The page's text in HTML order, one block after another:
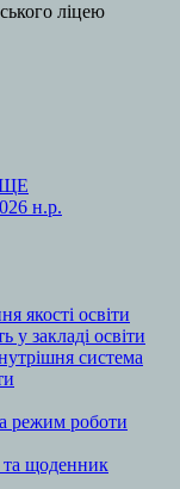
ліцею
н.р.
якості освіти
у закладі освіти
система
режим роботи
щоденник